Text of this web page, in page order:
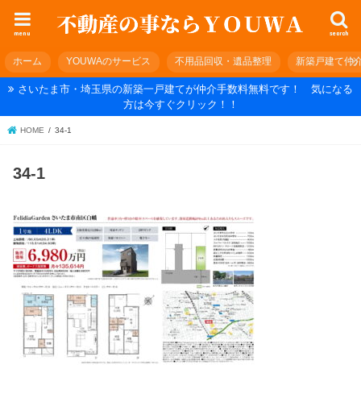
search
menu
ホーム YOUWAのサービス 不用品回収・遺品整理 新築戸建て仲
さいたま市・埼玉県の新築一戸建てが仲介手数料無料です！ 気になる
方は今すぐクリック！！
HOME 34-1
34-1